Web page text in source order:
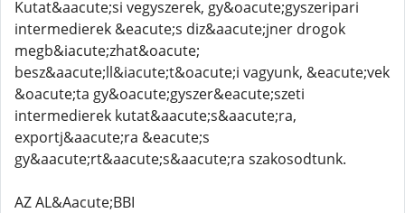
Kutat&aacute;si vegyszerek, gy&oacute;gyszeripari
intermedierek &eacute;s diz&aacute;jner drogok
megb&iacute;zhat&oacute;
besz&aacute;ll&iacute;t&oacute;i vagyunk, &eacute;vek
&oacute;ta gy&oacute;gyszer&eacute;szeti
intermedierek kutat&aacute;s&aacute;ra,
exportj&aacute;ra &eacute;s
gy&aacute;rt&aacute;s&aacute;ra szakosodtunk.
AZ AL&Aacute;BBI